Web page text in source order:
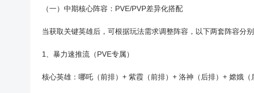
（一）中期核心阵容：PVE/PVP差异化搭配
当获取关键英雄后，可根据玩法需求调整阵容，以下两套阵容分
1、暴力速推流（PVE专属）
核心英雄：哪吒（前排）+ 紫霞（前排）+ 洛神（后排）+ 嫦娥（